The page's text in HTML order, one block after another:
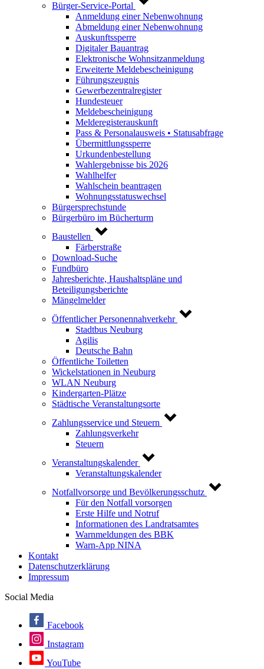
Bürger-Service-Portal
Anmeldung einer Nebenwohnung
Abmeldung einer Nebenwohnung
Auskunftssperre
Digitaler Bauantrag
Elektronische Wohnsitzanmeldung
Erweiterte Meldebescheinigung
Führungszeugnis
Gewerbezentralregister
Hundesteuer
Meldebescheinigung
Melderegisterauskunft
Pass & Personalausweis • Statusabfrage
Übermittlungssperre
Urkundenbestellung
Wahlergebnisse bis 2026
Wahlhelfer
Wahlschein beantragen
Wohnungsstatuswechsel
Bürgersprechstunde
Bürgerbüro im Bücherturm
Baustellen
Färberstraße
Download-Suche
Fundbüro
Jahresberichte, Haushaltspläne und
Beteiligungsberichte
Mängelmelder
Öffentlicher Personennahverkehr
Stadtbus Neuburg
Agilis
Deutsche Bahn
Öffentliche Toiletten
Wickelstationen in Neuburg
WLAN Neuburg
Kindergarten-Plätze
Städtische Veranstaltungsorte
Zahlungsservice und Steuern
Zahlungsverkehr
Steuern
Veranstaltungskalender
Veranstaltungskalender
Notfallvorsorge und Bevölkerungsschutz
Für den Notfall vorsorgen
Erste Hilfe und Notruf
Informationen des Landratsamtes
Warnmeldungen des BBK
Warn-App NINA
Kontakt
Datenschutzerklärung
Impressum
Social Media
Facebook
Instagram
YouTube